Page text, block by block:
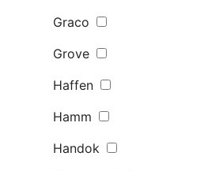
Graco
Grove
Haffen
Hamm
Handok